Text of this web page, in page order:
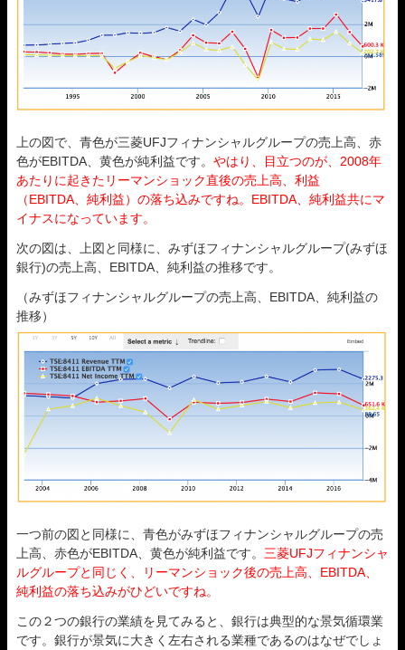
上の図で、青色が三菱UFJフィナンシャルグループの売上高、赤
色がEBITDA、黄色が純利益です。 やはり、目立つのが、2008年
あたりに起きたリーマンショック直後の売上高、利益
（EBITDA、純利益）の落ち込みですね。EBITDA、純利益共にマ
イナスになっています。
次の図は、上図と同様に、みずほフィナンシャルグループ(みずほ
銀行)の売上高、EBITDA、純利益の推移です。
（みずほフィナンシャルグループの売上高、EBITDA、純利益の
推移）
一つ前の図と同様に、青色がみずほフィナンシャルグループの売
上高、赤色がEBITDA、黄色が純利益です。 三菱UFJフィナンシャ
ルグループと同じく、リーマンショック後の売上高、EBITDA、
純利益の落ち込みがひどいですね。
この２つの銀行の業績を見てみると、銀行は典型的な景気循環業
です。銀行が景気に大きく左右される業種であるのはなぜでしょ